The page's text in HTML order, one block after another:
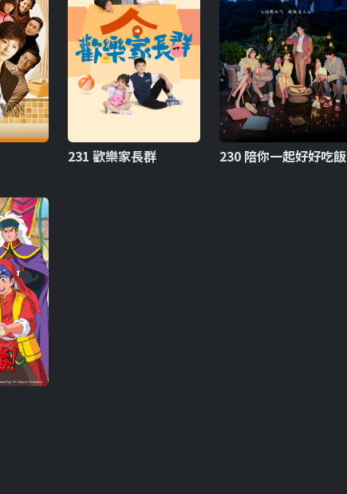
231 歡樂家長群 230 陪你一起好好吃飯